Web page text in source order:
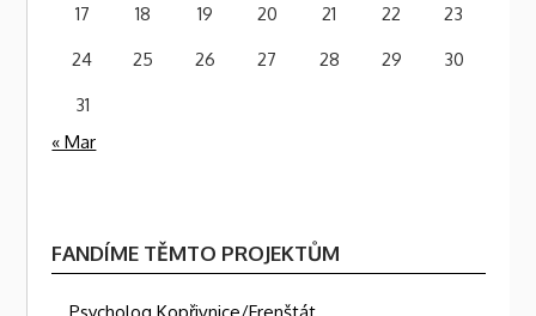
17
18 19 20 21 22
23
24
25 26 27 28 29
30
31
« Mar
FANDÍME TĚMTO PROJEKTŮM
Psycholog Kopřivnice/Frenštát